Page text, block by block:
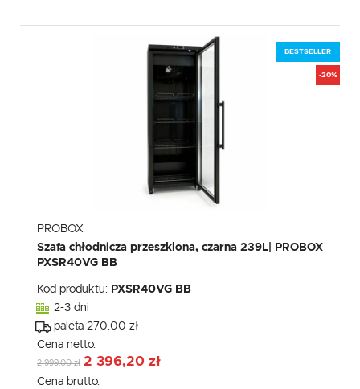
BESTSELLER
-20%
PROBOX
Szafa chłodnicza przeszklona, czarna 239L| PROBOX
PXSR40VG BB
Kod produktu: PXSR40VG BB
2-3 dni
paleta 270.00 zł
Cena netto:
2 999,00 zł 2 396,20 zł
Cena brutto: